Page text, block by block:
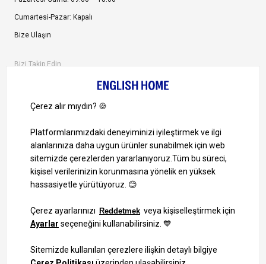
Cumartesi-Pazar: Kapalı
Bize Ulaşın
Bizi Takip Edin
1000 TL ve Üzeri Alışverişlerinizde Kargo Bedava!
Bilgi Toplum Hizmetleri
KVKK Veri İşleme Politikamız